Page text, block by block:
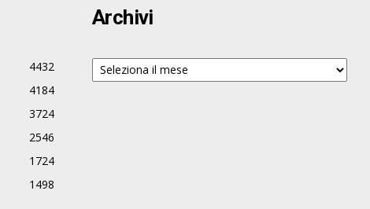
4432
4184
3724
2546
1724
1498
Archivi
Archivi